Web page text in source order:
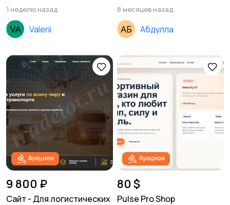
1 неделю назад
Valerii
8 месяцев назад
Абдулла
Аукцион
9 800 ₽
Сайт - Для логистических
Аукцион
80 $
Pulse Pro Shop